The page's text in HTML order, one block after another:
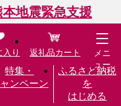
本地震緊急支援
特集・
ンペーン
ふるさと納税
を
はじめる
入り 返礼品カート
メニ
ュー